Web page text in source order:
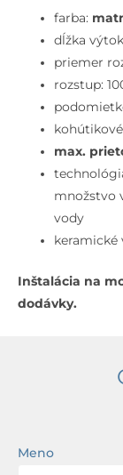
pod
omietku,
otvorová
inštalácia,
matná
čierna
farba:
dĺžka
priemer
rozstup:
max.
množstvo
vody
keramické
Inštalácia na
dodávky.
Meno